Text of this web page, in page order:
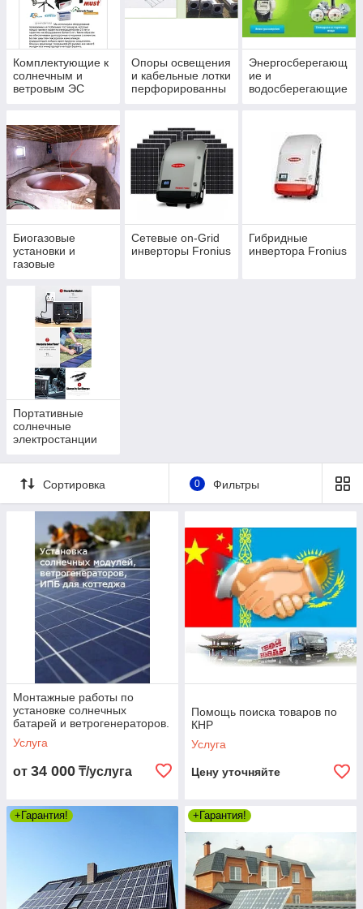
Комплектующие к
солнечным и
ветровым ЭС
Опоры освещения
и кабельные лотки
перфорированны
Энергосберегающ
ие и
водосберегающие
Биогазовые
установки и
газовые
Сетевые on-Grid
инверторы Fronius
Гибридные
инвертора Fronius
Портативные
солнечные
электростанции
Сортировка 0 Фильтры
Монтажные работы по
установке солнечных
батарей и ветрогенераторов.
Проектирование
Услуга
от 34 000 ₸/услуга
Помощь поиска товаров по
КНР
Услуга
Цену уточняйте
+Гарантия! +Гарантия!